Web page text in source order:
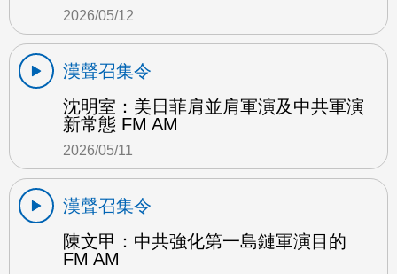
2026/05/12
漢聲召集令
沈明室：美日菲肩並肩軍演及中共軍演
新常態 FM AM
2026/05/11
漢聲召集令
陳文甲：中共強化第一島鏈軍演目的
FM AM